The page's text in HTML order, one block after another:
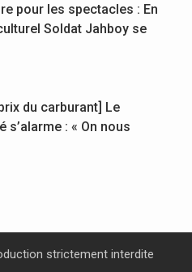
pour les spectacles : En
Soldat Jahboy se
du carburant] Le
s’alarme : « On nous
strictement interdite